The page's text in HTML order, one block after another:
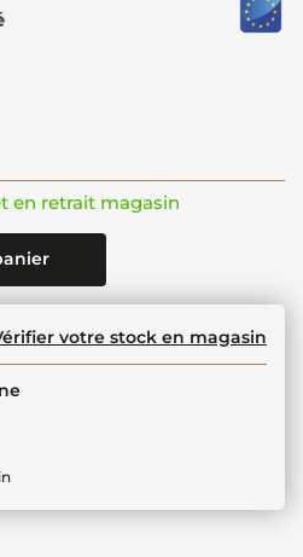
en retrait magasin
votre stock en magasin